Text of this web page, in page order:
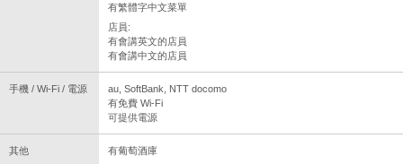
有繁體字中文菜單
店員:
有會講英文的店員
有會講中文的店員
手機 / Wi-Fi / 電源
au, SoftBank, NTT docomo
有免費 Wi-Fi
可提供電源
其他 有葡萄酒庫